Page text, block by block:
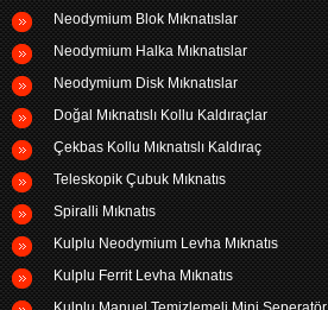
Neodymium Blok Mıknatıslar
Neodymium Halka Mıknatıslar
Neodymium Disk Mıknatıslar
Doğal Mıknatıslı Kollu Kaldıraçlar
Çekbas Kollu Mıknatıslı Kaldıraç
Teleskopik Çubuk Mıknatıs
Spiralli Mıknatıs
Kulplu Neodymium Levha Mıknatıs
Kulplu Ferrit Levha Mıknatıs